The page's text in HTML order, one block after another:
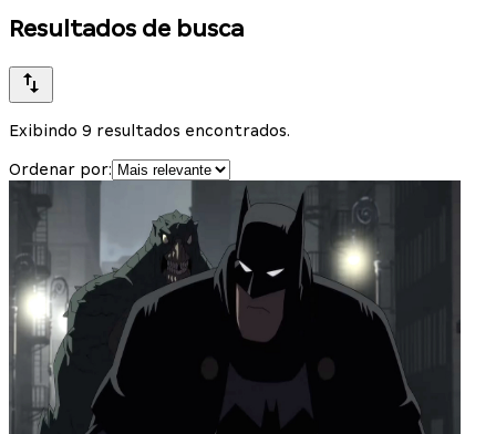
Resultados de busca
Exibindo 9 resultados encontrados.
Ordenar por: